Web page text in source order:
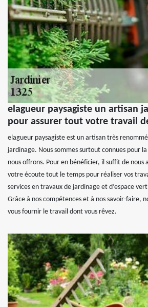
elagueur paysagiste un artisan
pour assurer tout votre travail
elagueur paysagiste est un artisan très
jardinage. Nous sommes surtout connues pour
nous offrons. Pour en bénéficier, il suffit de nous
votre écoute tout le temps pour réaliser vos
services en travaux de jardinage et d’espace
Grâce à nos compétences et à nos savoir-faire,
vous fournir le travail dont vous rêvez.